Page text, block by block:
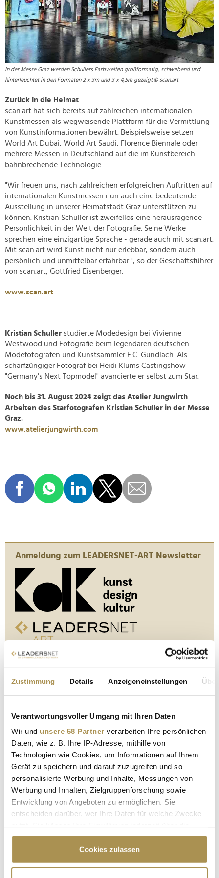
Zustimmung Details Anzeigeneinstellungen
Verantwortungsvoller Umgang mit Ihren Daten
Wir und unsere 58 Partner verarbeiten Ihre persönlichen
Daten, wie z. B. Ihre IP-Adresse, mithilfe von
Technologien wie Cookies, um Informationen auf Ihrem
Gerät zu speichern und darauf zuzugreifen und so
personalisierte Werbung und Inhalte, Messungen von
Werbung und Inhalten, Zielgruppenforschung sowie
Entwicklung von Angeboten zu ermöglichen. Sie
entscheiden darüber, wer Ihre Daten für welche Zwecke
Cookie-Erklärung oder durch Klicken auf das Privacy
Trigger Symbol ändern oder widerrufen
Cookies zulassen
In der Messe Graz werden Schullers Farbwelten großformatig, schwebend und
hinterleuchtet in den Formaten 2 x 3m und 3 x 4,5m gezeigt.© scan.art
Zurück in die Heimat
scan.art hat sich bereits auf zahlreichen internationalen
Kunstmessen als wegweisende Plattform für die Vermittlung
von Kunstinformationen bewährt. Beispielsweise setzen
World Art Dubai, World Art Saudi, Florence Biennale oder
mehrere Messen in Deutschland auf die im Kunstbereich
bahnbrechende Technologie.
"Wir freuen uns, nach zahlreichen erfolgreichen Auftritten auf
internationalen Kunstmessen nun auch eine bedeutende
Ausstellung in unserer Heimatstadt Graz unterstützen zu
können. Kristian Schuller ist zweifellos eine herausragende
Persönlichkeit in der Welt der Fotografie. Seine Werke
sprechen eine einzigartige Sprache - gerade auch mit scan.art.
Mit scan.art wird Kunst nicht nur erlebbar, sondern auch
persönlich und unmittelbar erfahrbar.", so der Geschäftsführer
von scan.art, Gottfried Eisenberger.
www.scan.art
Kristian Schuller studierte Modedesign bei Vivienne
Westwood und Fotografie beim legendären deutschen
Modefotografen und Kunstsammler F.C. Gundlach. Als
scharfzüngiger Fotograf bei Heidi Klums Castingshow
"Germany's Next Topmodel" avancierte er selbst zum Star.
Noch bis 31. August 2024 zeigt das Atelier Jungwirth
Arbeiten des Starfotografen Kristian Schuller in der Messe
Graz.
www.atelierjungwirth.com
Anmeldung zum LEADERSNET-ART Newsletter
In den "Daily Business News" von Opinion Leaders
Network berichten wir ab sofort täglich auch über die
Themen Kunst, Design und Kultur.
Herausgeber vonLEADERSNET-ART ist Gerhard Krispl.
SCAN.ART KRISTIAN SCHULLER